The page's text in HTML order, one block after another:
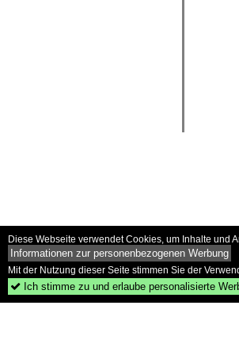
Diese Webseite verwendet Cookies, um Inhalte
Informationen zur personenbezogenen Werbung
Mit der Nutzung dieser Seite stimmen Sie der
 Ich stimme zu und erlaube personalisierte